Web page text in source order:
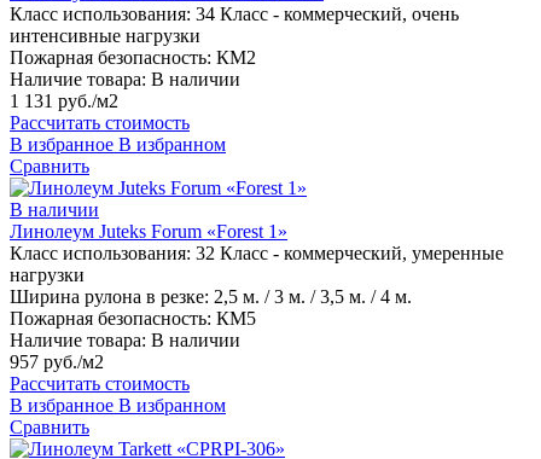
Класс использования: 34 Класс - коммерческий, очень
интенсивные нагрузки
Пожарная безопасность: КМ2
Наличие товара: В наличии
1 131 руб./м2
Рассчитать стоимость
В избранное В избранном
Сравнить
В наличии
Линолеум Juteks Forum «Forest 1»
Класс использования: 32 Класс - коммерческий, умеренные
нагрузки
Ширина рулона в резке: 2,5 м. / 3 м. / 3,5 м. / 4 м.
Пожарная безопасность: КМ5
Наличие товара: В наличии
957 руб./м2
Рассчитать стоимость
В избранное В избранном
Сравнить